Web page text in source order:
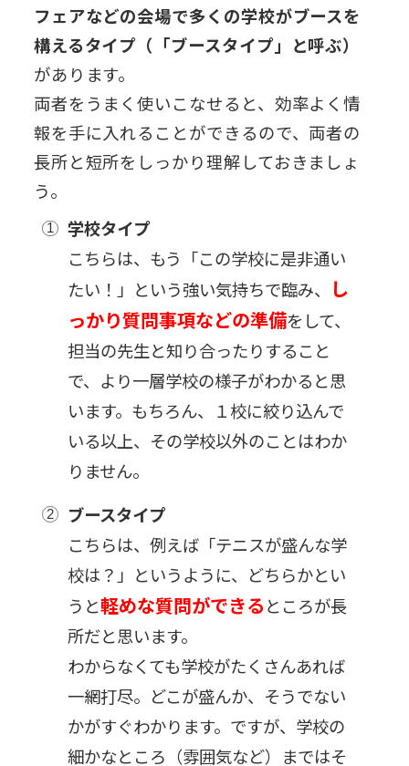
フェアなどの会場で多くの学校がブースを
構えるタイプ（「ブースタイプ」と呼ぶ）
があります。
両者をうまく使いこなせると、効率よく情
報を手に入れることができるので、両者の
長所と短所をしっかり理解しておきましょ
う。
学校タイプ
こちらは、もう「この学校に是非通い
たい！」という強い気持ちで臨み、
し
っかり質問事項などの準備をして、
担当の先生と知り合ったりすること
で、より一層学校の様子がわかると思
います。もちろん、１校に絞り込んで
いる以上、その学校以外のことはわか
りません。
ブースタイプ
こちらは、例えば「テニスが盛んな学
校は？」というように、どちらかとい
うと軽めな質問ができるところが長
所だと思います。
わからなくても学校がたくさんあれば
一網打尽。どこが盛んか、そうでない
かがすぐわかります。ですが、学校の
細かなところ（雰囲気など）まではそ